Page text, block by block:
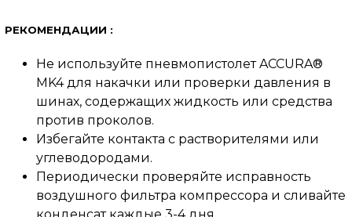
РЕКОМЕНДАЦИИ :
Не используйте пневмопистолет ACCURA®
MK4 для накачки или проверки давления в
шинах, содержащих жидкость или средства
против проколов.
Избегайте контакта с растворителями или
углеводородами.
Периодически проверяйте исправность
воздушного фильтра компрессора и сливайте